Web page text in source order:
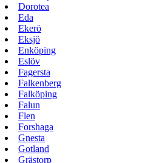
Dorotea
Eda
Ekerö
Eksjö
Enköping
Eslöv
Fagersta
Falkenberg
Falköping
Falun
Flen
Forshaga
Gnesta
Gotland
Grästorp